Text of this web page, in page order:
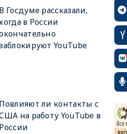
В Госдуме рассказали,
когда в России
YouTube
Повлияют ли контакты с
на работу YouTube в
России